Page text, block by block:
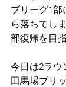
ブリーグ1部
ら落ちてし
部復帰を目
今日は2ラウ
田馬場ブリ